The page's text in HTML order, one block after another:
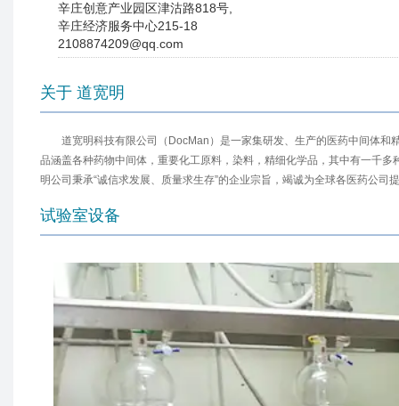
辛庄创意产业园区津沽路818号,
辛庄经济服务中心215-18
2108874209@qq.com
关于 道宽明
道宽明科技有限公司（DocMan）是一家集研发、生产的医药中间体
品涵盖各种药物中间体，重要化工原料，染料，精细化学品，其中有一千
明公司秉承“诚信求发展、质量求生存”的企业宗旨，竭诚为全球各医药公司
试验室设备